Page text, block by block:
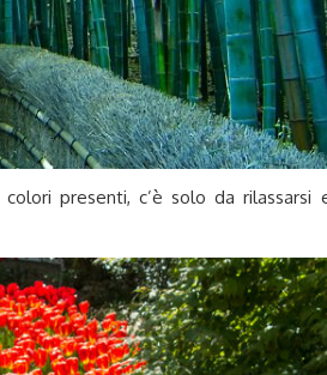
presenti, c’è solo da rilassarsi